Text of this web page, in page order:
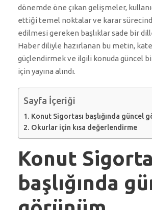
dönemde öne çıkan gelişmeler,
ettiği temel noktalar ve karar
edilmesi gereken başlıklar sade bir
Haber diliyle hazırlanan bu metin,
güçlendirmek ve ilgili konuda güncel
için yayına alındı.
Sayfa İçeriği
Konut Sigortası başlığında güncel
Okurlar için kısa değerlendirme
Konut
başlığında